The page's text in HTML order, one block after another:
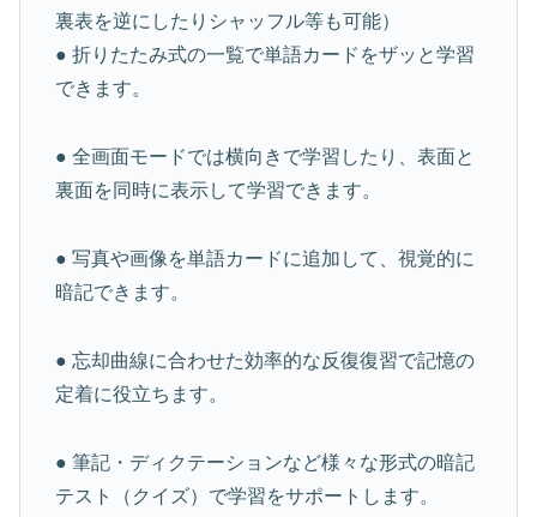
裏表を逆にしたりシャッフル等も可能）
● 折りたたみ式の一覧で単語カードをザッと学習
できます。
● 全画面モードでは横向きで学習したり、表面と
裏面を同時に表示して学習できます。
● 写真や画像を単語カードに追加して、視覚的に
暗記できます。
● 忘却曲線に合わせた効率的な反復復習で記憶の
定着に役立ちます。
● 筆記・ディクテーションなど様々な形式の暗記
テスト（クイズ）で学習をサポートします。